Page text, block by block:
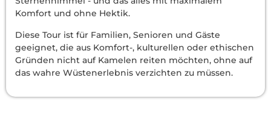
Komfort und ohne Hektik.
Diese Tour ist für Familien, Senioren und Gäste
geeignet, die aus Komfort-, kulturellen oder ethischen
Gründen nicht auf Kamelen reiten möchten, ohne auf
das wahre Wüstenerlebnis verzichten zu müssen.